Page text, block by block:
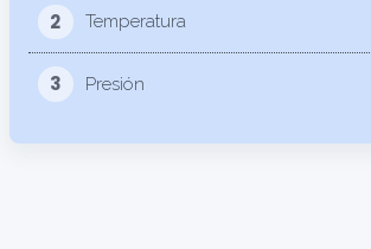
2 Temperatura
3 Presión